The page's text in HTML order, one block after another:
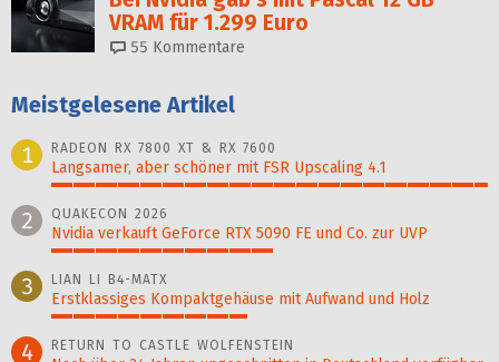
VRAM für 1.299 Euro
55 Kommentare
Meistgelesene Artikel
1
RADEON RX 7800 XT & RX 7600
Langsamer, aber schöner mit FSR Upscaling 4.1
100%
2 QUAKECON 2026
Nvidia verkauft GeForce RTX 5090 FE und Co. zur UVP
51%
3 LIAN LI B4-MATX
Erstklassiges Kompaktgehäuse mit Aufwand und Holz
45%
4 RETURN TO CASTLE WOLFENSTEIN